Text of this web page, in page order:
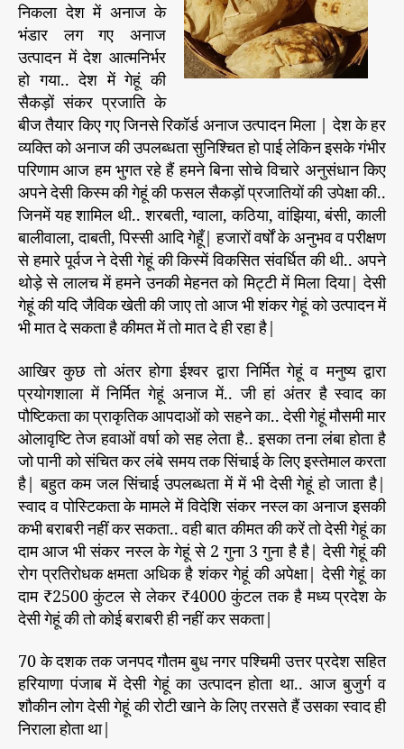
निकला देश में अनाज के
भंडार लग गए अनाज
उत्पादन में देश आत्मनिर्भर
हो गया.. देश में गेहूं की
सैकड़ों संकर प्रजाति के
बीज तैयार किए गए जिनसे रिकॉर्ड अनाज उत्पादन मिला | देश के हर
व्यक्ति को अनाज की उपलब्धता सुनिश्चित हो पाई लेकिन इसके गंभीर
परिणाम आज हम भुगत रहे हैं हमने बिना सोचे विचारे अनुसंधान किए
अपने देसी किस्म की गेहूं की फसल सैकड़ों प्रजातियों की उपेक्षा की..
जिनमें यह शामिल थी.. शरबती, ग्वाला, कठिया, वांझिया, बंसी, काली
बालीवाला, दाबती, पिस्सी आदि गेहूँ| हजारों वर्षों के अनुभव व परीक्षण
से हमारे पूर्वज ने देसी गेहूं की किस्में विकसित संवर्धित की थी.. अपने
थोड़े से लालच में हमने उनकी मेहनत को मिट्टी में मिला दिया| देसी
गेहूं की यदि जैविक खेती की जाए तो आज भी शंकर गेहूं को उत्पादन में
भी मात दे सकता है कीमत में तो मात दे ही रहा है|
आखिर कुछ तो अंतर होगा ईश्वर द्वारा निर्मित गेहूं व मनुष्य द्वारा
प्रयोगशाला में निर्मित गेहूं अनाज में.. जी हां अंतर है स्वाद का
पौष्टिकता का प्राकृतिक आपदाओं को सहने का.. देसी गेहूं मौसमी मार
ओलावृष्टि तेज हवाओं वर्षा को सह लेता है.. इसका तना लंबा होता है
जो पानी को संचित कर लंबे समय तक सिंचाई के लिए इस्तेमाल करता
है| बहुत कम जल सिंचाई उपलब्धता में में भी देसी गेहूं हो जाता है|
स्वाद व पोस्टिकता के मामले में विदेशि संकर नस्ल का अनाज इसकी
कभी बराबरी नहीं कर सकता.. वही बात कीमत की करें तो देसी गेहूं का
दाम आज भी संकर नस्ल के गेहूं से 2 गुना 3 गुना है है| देसी गेहूं की
रोग प्रतिरोधक क्षमता अधिक है शंकर गेहूं की अपेक्षा| देसी गेहूं का
दाम ₹2500 कुंटल से लेकर ₹4000 कुंटल तक है मध्य प्रदेश के
देसी गेहूं की तो कोई बराबरी ही नहीं कर सकता|
70 के दशक तक जनपद गौतम बुध नगर पश्चिमी उत्तर प्रदेश सहित
हरियाणा पंजाब में देसी गेहूं का उत्पादन होता था.. आज बुजुर्ग व
शौकीन लोग देसी गेहूं की रोटी खाने के लिए तरसते हैं उसका स्वाद ही
निराला होता था|